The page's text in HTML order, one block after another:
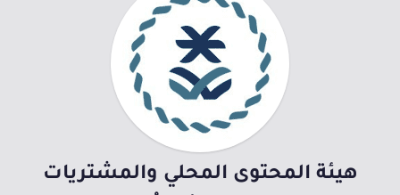
هيئة المحتوى المحلي والمشتريات